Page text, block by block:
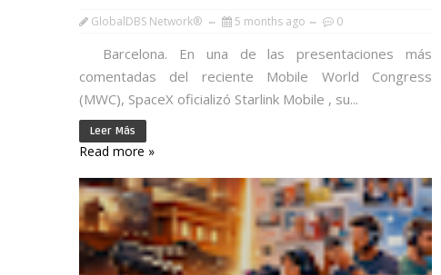
GlobalDBS Network® 5 months ago 0
Barcelona. En una de las presentaciones más
comentadas del reciente Mobile World Congress
(MWC), SpaceX oficializó Starlink Mobile , su...
Leer Más
Read more »